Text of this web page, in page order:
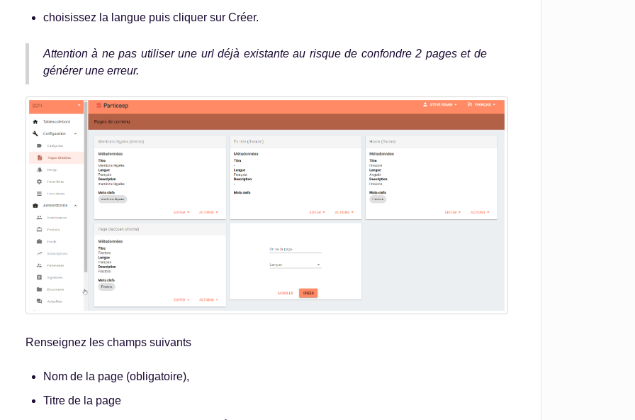
choisissez la langue puis cliquer sur Créer.
Attention à ne pas utiliser une url déjà existante au risque de confondre 2 pages et de
générer une erreur.
Renseignez les champs suivants
Nom de la page (obligatoire),
Titre de la page